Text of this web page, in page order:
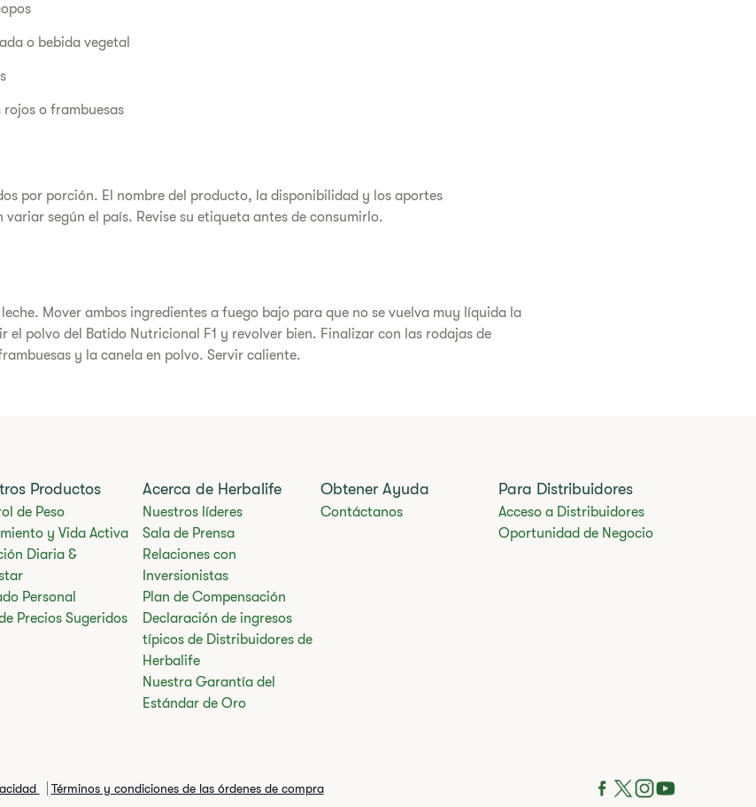
o bebida vegetal
o frambuesas
por porción. El nombre del producto, la disponibilidad y los aportes
según el país. Revise su etiqueta antes de consumirlo.
Mover ambos ingredientes a fuego bajo para que no se vuelva muy líquida la
el polvo del Batido Nutricional F1 y revolver bien. Finalizar con las rodajas de
y la canela en polvo. Servir caliente.
Productos
de Peso
y Vida Activa
Diaria &
Personal
Precios Sugeridos
Acerca de Herbalife
Nuestros líderes
Sala de Prensa
Relaciones con
Inversionistas
Plan de Compensación
Declaración de ingresos
típicos de Distribuidores de
Herbalife
Nuestra Garantía del
Estándar de Oro
Obtener Ayuda
Contáctanos
Para Distribuidores
Acceso a Distribuidores
Oportunidad de Negocio
Términos y condiciones de las órdenes de compra